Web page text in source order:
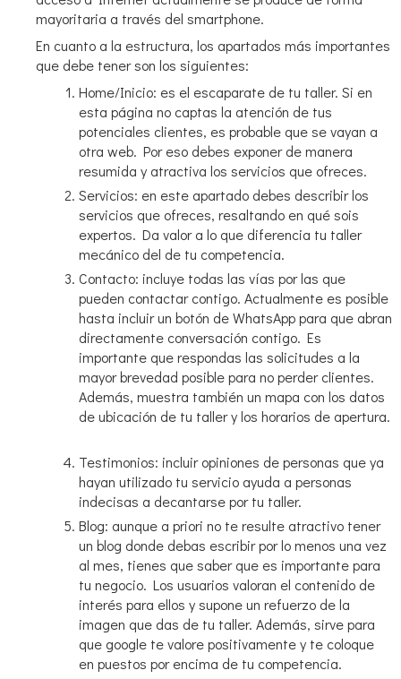
mayoritaria a través del smartphone.
En cuanto a la estructura, los apartados más importantes
que debe tener son los siguientes:
Home/Inicio: es el escaparate de tu taller. Si en
esta página no captas la atención de tus
potenciales clientes, es probable que se vayan a
otra web. Por eso debes exponer de manera
resumida y atractiva los servicios que ofreces.
Servicios: en este apartado debes describir los
servicios que ofreces, resaltando en qué sois
expertos. Da valor a lo que diferencia tu taller
mecánico del de tu competencia.
Contacto: incluye todas las vías por las que
pueden contactar contigo. Actualmente es posible
hasta incluir un botón de WhatsApp para que abran
directamente conversación contigo. Es
importante que respondas las solicitudes a la
mayor brevedad posible para no perder clientes.
Además, muestra también un mapa con los datos
de ubicación de tu taller y los horarios de apertura.
Testimonios: incluir opiniones de personas que ya
hayan utilizado tu servicio ayuda a personas
indecisas a decantarse por tu taller.
Blog: aunque a priori no te resulte atractivo tener
un blog donde debas escribir por lo menos una vez
al mes, tienes que saber que es importante para
tu negocio. Los usuarios valoran el contenido de
interés para ellos y supone un refuerzo de la
imagen que das de tu taller. Además, sirve para
que google te valore positivamente y te coloque
en puestos por encima de tu competencia.